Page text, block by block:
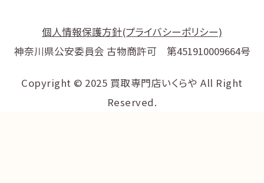
個人情報保護方針(プライバシーポリシー)
神奈川県公安委員会 古物商許可 第451910009664号
Copyright © 2025 買取専門店いくらや All Right
Reserved.